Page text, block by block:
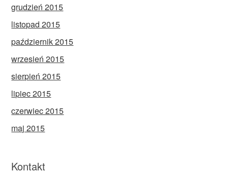
grudzień 2015
listopad 2015
październik 2015
wrzesień 2015
sierpień 2015
lipiec 2015
czerwiec 2015
maj 2015
Kontakt